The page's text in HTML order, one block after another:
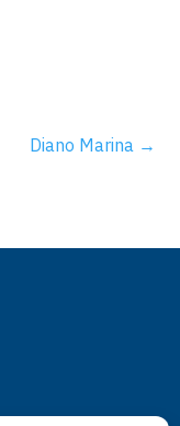
Diano Marina →